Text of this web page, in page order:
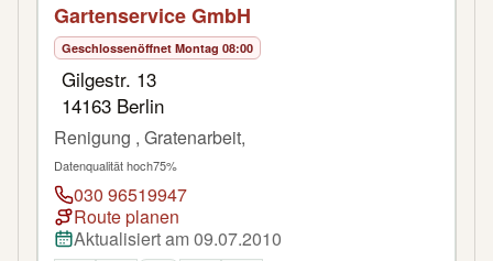
Gartenservice GmbH
Geschlossenöffnet Montag 08:00
Gilgestr. 13
14163 Berlin
Renigung , Gratenarbeit,
Datenqualität hoch75%
030 96519947
Route planen
Aktualisiert am 09.07.2010